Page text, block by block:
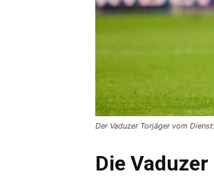
Der Vaduzer Torjäger vom
Die